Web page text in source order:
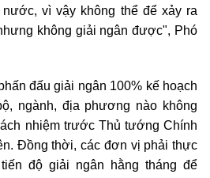
vì vậy không thể để xảy ra
không giải ngân được", Phó
đấu giải ngân 100% kế hoạch
ngành, địa phương nào không
nhiệm trước Thủ tướng Chính
Đồng thời, các đơn vị phải thực
độ giải ngân hằng tháng để